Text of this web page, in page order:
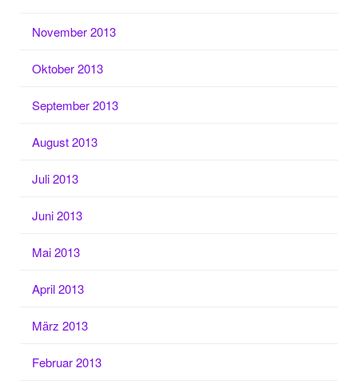
November 2013
Oktober 2013
September 2013
August 2013
Juli 2013
Juni 2013
Mai 2013
April 2013
März 2013
Februar 2013